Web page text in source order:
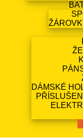
DÁMSKÉ